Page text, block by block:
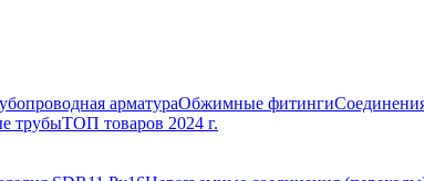
арматураОбжимные фитинги
трубыТОП товаров 2024 г.